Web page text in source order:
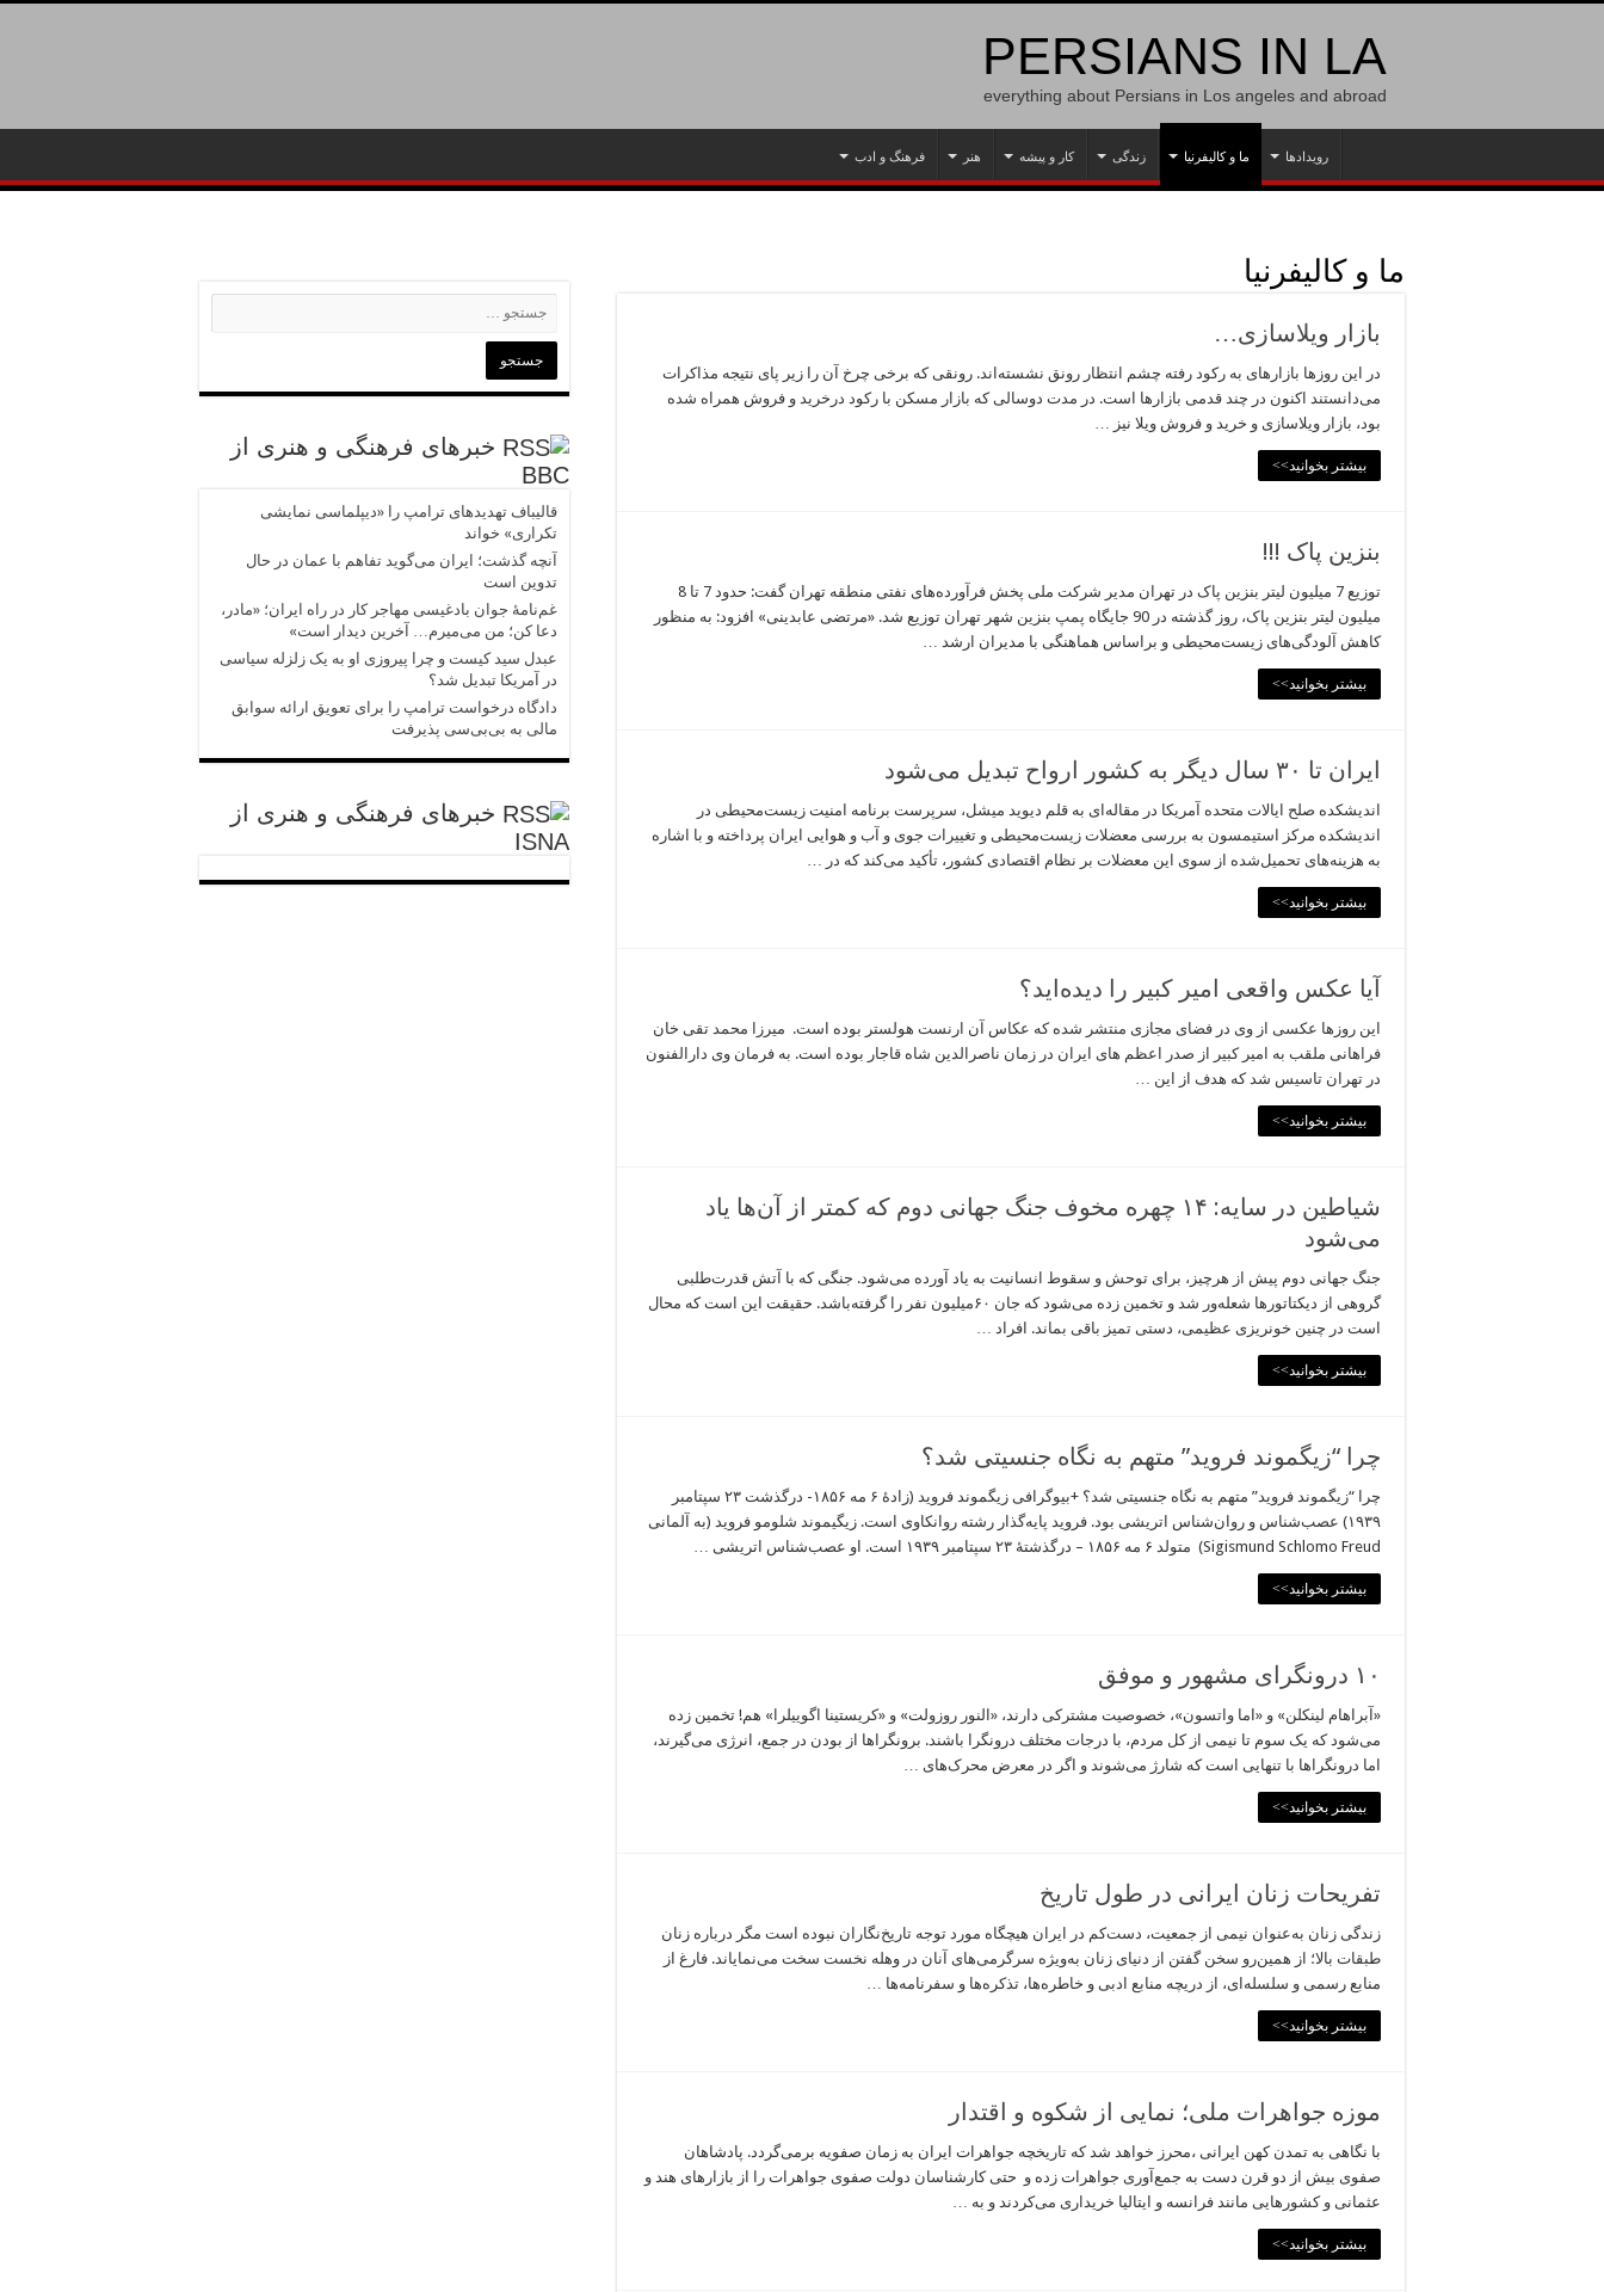
PERSIANS IN LA
everything about Persians in Los angeles and abroad
رویدادها ما و کالیفرنیا زندگی کار و پیشه هنر فرهنگ و ادب
ما و کالیفرنیا
بازار ویلاسازی…
در این روزها بازارهای به رکود رفته چشم انتظار رونق نشسته‌اند. رونقی که برخی چرخ آن را زیر پای نتیجه مذاکرات
می‌دانستند اکنون در چند قدمی بازارها است. در مدت دوسالی که بازار مسکن با رکود درخرید و فروش همراه شده
بود، بازار ویلاسازی و خرید و فروش ویلا نیز …
بیشتر بخوانید>>
بنزین پاک !!!
توزیع 7 میلیون لیتر بنزین پاک در تهران مدیر شرکت ملی پخش فرآورده‌های نفتی منطقه تهران گفت: حدود 7 تا 8
میلیون لیتر بنزین پاک، روز گذشته در 90 جایگاه پمپ بنزین شهر تهران توزیع شد. «مرتضی عابدینی» افزود: به منظور
کاهش آلودگی‌های زیست‌محیطی و براساس هماهنگی با مدیران ارشد …
بیشتر بخوانید>>
ایران تا ۳۰ سال دیگر به کشور ارواح تبدیل می‌شود
اندیشکده صلح ایالات متحده آمریکا در مقاله‌ای به قلم دیوید میشل، سرپرست برنامه امنیت زیست‌محیطی در
اندیشکده مرکز استیمسون به بررسی معضلات زیست‌محیطی و تغییرات جوی و آب و هوایی ایران پرداخته و با اشاره
به هزینه‌های تحمیل‌شده از سوی این معضلات بر نظام اقتصادی کشور، تأکید می‌کند که در …
بیشتر بخوانید>>
آیا عکس واقعی امیر کبیر را دیده‌اید؟
این روزها عکسی از وی در فضای مجازی منتشر شده که عکاس آن ارنست هولستر بوده است. میرزا محمد تقی خان
فراهانی ملقب به امیر کبیر از صدر اعظم های ایران در زمان ناصرالدین شاه قاجار بوده است. به فرمان وی دارالفنون
در تهران تاسیس شد که هدف از این …
بیشتر بخوانید>>
شیاطین در سایه: ۱۴ چهره مخوف جنگ جهانی دوم که کمتر از آن‌ها یاد
می‌شود
جنگ جهانی دوم پیش از هرچیز، برای توحش و سقوط انسانیت به یاد آورده می‌شود. جنگی که با آتش قدرت‌طلبی
گروهی از دیکتاتورها شعله‌ور شد و تخمین زده می‌شود که جان ۶۰میلیون نفر را گرفته‌باشد. حقیقت این است که محال
است در چنین خونریزی عظیمی، دستی تمیز باقی بماند. افراد …
بیشتر بخوانید>>
چرا “زیگموند فروید” متهم به نگاه جنسیتی شد؟
چرا “زیگموند فروید” متهم به نگاه جنسیتی شد؟ +بیوگرافی زیگموند فروید (زادهٔ ۶ مه ۱۸۵۶- درگذشت ۲۳ سپتامبر
۱۹۳۹) عصب‌شناس و روان‌شناس اتریشی بود. فروید پایه‌گذار رشته روانکاوی است. زیگیموند شلومو فروید (به آلمانی
Sigismund Schlomo Freud) متولد ۶ مه ۱۸۵۶ – درگذشتهٔ ۲۳ سپتامبر ۱۹۳۹ است. او عصب‌شناس اتریشی …
بیشتر بخوانید>>
۱۰ درونگرای مشهور و موفق
«آبراهام لینکلن» و «اما واتسون»، خصوصیت مشترکی دارند، «النور روزولت» و «کریستینا اگوییلرا» هم! تخمین زده
می‌شود که یک سوم تا نیمی از کل مردم، با درجات مختلف درونگرا باشند. برونگراها از بودن در جمع، انرژی می‌گیرند،
اما درونگراها با تنهایی است که شارژ می‌شوند و اگر در معرض محرک‌های …
بیشتر بخوانید>>
تفریحات زنان ایرانی در طول تاریخ
زندگی زنان به‌عنوان نیمی از جمعیت، دست‌کم در ایران هیچگاه مورد توجه تاریخ‌نگاران نبوده است مگر درباره زنان
طبقات بالا؛ از همین‌رو سخن گفتن از دنیای زنان به‌ویژه سرگرمی‌های آنان در وهله نخست سخت می‌نمایاند. فارغ از
منابع رسمی و سلسله‌ای، از دریچه منابع ادبی و خاطره‌ها، تذکره‌ها و سفرنامه‌ها …
بیشتر بخوانید>>
موزه جواهرات ملی؛ نمایی از شکوه و اقتدار
با نگاهی به تمدن کهن ایرانی ،محرز خواهد شد که تاریخچه جواهرات ایران به زمان صفویه برمی‌گردد. پادشاهان
صفوی بیش از دو قرن دست به جمع‌آوری جواهرات زده و حتی کارشناسان دولت صفوی جواهرات را از بازارهای هند و
عثمانی و کشورهایی مانند فرانسه و ایتالیا خریداری می‌کردند و به …
بیشتر بخوانید>>
خبرهای فرهنگی و هنری از
BBC
قالیباف تهدیدهای ترامپ را «دیپلماسی نمایشی
تکراری» خواند
آنچه گذشت؛ ایران می‌گوید تفاهم با عمان در حال
تدوین است
غم‌نامهٔ جوان بادغیسی مهاجر کار در راه ایران؛ «مادر،
دعا کن؛ من می‌میرم… آخرین دیدار است»
عبدل سید کیست و چرا پیروزی‌ او به یک زلزله سیاسی
در آمریکا تبدیل شد؟
دادگاه درخواست ترامپ را برای تعویق ارائه سوابق
مالی به بی‌بی‌سی پذیرفت
خبرهای فرهنگی و هنری از
ISNA